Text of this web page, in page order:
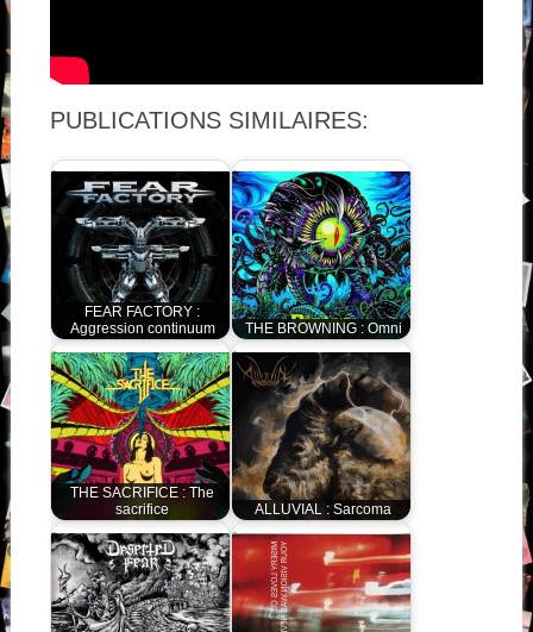
PUBLICATIONS SIMILAIRES:
FEAR FACTORY :
Aggression continuum
THE BROWNING : Omni
THE SACRIFICE : The
sacrifice
ALLUVIAL : Sarcoma